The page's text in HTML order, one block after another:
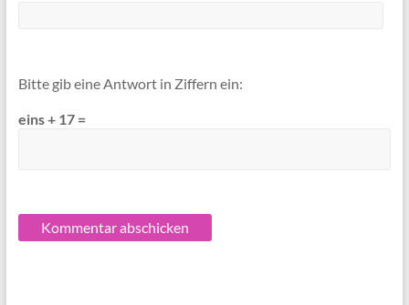
Bitte gib eine Antwort in Ziffern ein:
eins + 17 =